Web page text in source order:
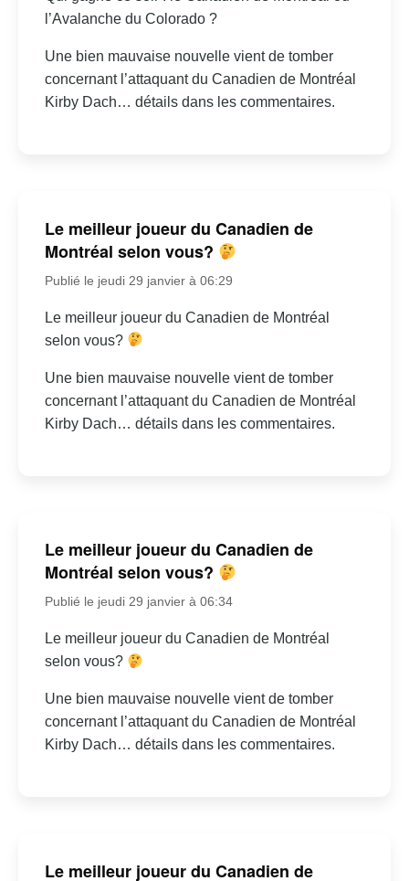
l’Avalanche du Colorado ?
Une bien mauvaise nouvelle vient de tomber
concernant l’attaquant du Canadien de Montréal
Kirby Dach… détails dans les commentaires.
Le meilleur joueur du Canadien de
Montréal selon vous?
Publié le jeudi 29 janvier à 06:29
Le meilleur joueur du Canadien de Montréal
selon vous?
Une bien mauvaise nouvelle vient de tomber
concernant l’attaquant du Canadien de Montréal
Kirby Dach… détails dans les commentaires.
Le meilleur joueur du Canadien de
Montréal selon vous?
Publié le jeudi 29 janvier à 06:34
Le meilleur joueur du Canadien de Montréal
selon vous?
Une bien mauvaise nouvelle vient de tomber
concernant l’attaquant du Canadien de Montréal
Kirby Dach… détails dans les commentaires.
Le meilleur joueur du Canadien de